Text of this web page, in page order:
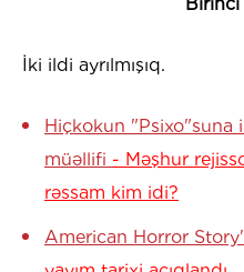
İki ildi ayrılmışıq.
Hiçkokun "Psixo"suna
müəllifi - Məşhur
rəssam kim idi?
American Horror